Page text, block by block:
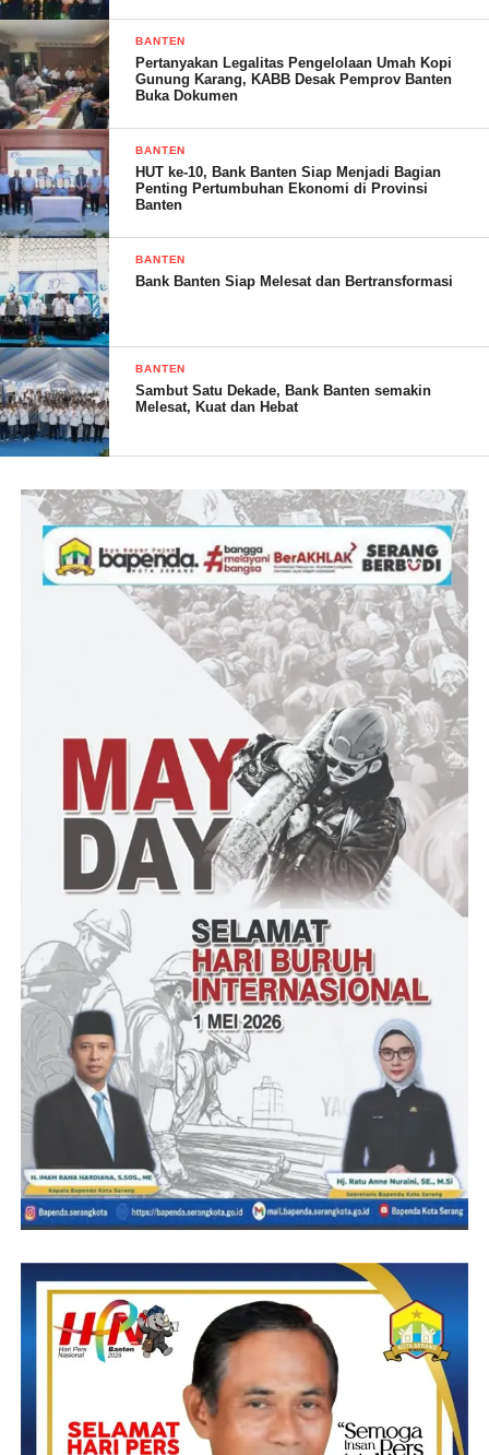
para pelaku untuk meminta penjelasan.
“Ketika saya hubungi EY, saya dijanjikan akan dikembalikan
uang,” ujar korban. (Dinar)
Post Views: 19
BANTEN
Pertanyakan Legalitas Pengelolaan Umah Kopi
Gunung Karang, KABB Desak Pemprov Banten
Buka Dokumen
BANTEN
HUT ke-10, Bank Banten Siap Menjadi Bagian
Penting Pertumbuhan Ekonomi di Provinsi
Banten
BANTEN
Bank Banten Siap Melesat dan Bertransformasi
BANTEN
Sambut Satu Dekade, Bank Banten semakin
Melesat, Kuat dan Hebat